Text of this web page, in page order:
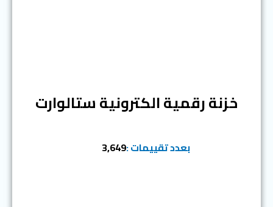
خزنة رقمية الكترونية ستالوارت
بعدد تقييمات :3,649